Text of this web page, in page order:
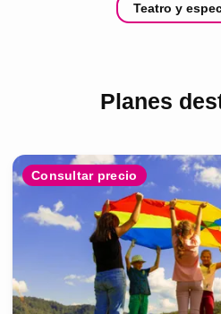
Teatro y
Planes
Consultar precio